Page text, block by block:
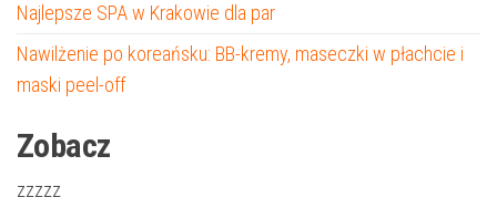
Najlepsze SPA w Krakowie dla par
Nawilżenie po koreańsku: BB-kremy, maseczki w płachcie i
maski peel-off
Zobacz
zzzzz